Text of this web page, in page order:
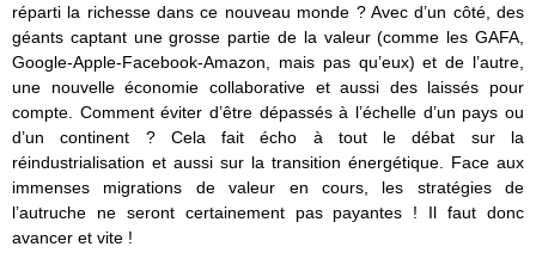
réparti la richesse dans ce nouveau monde ? Avec d’un côté, des
géants captant une grosse partie de la valeur (comme les GAFA,
Google-Apple-Facebook-Amazon, mais pas qu’eux) et de l’autre,
une nouvelle économie collaborative et aussi des laissés pour
compte. Comment éviter d’être dépassés à l’échelle d’un pays ou
d’un continent ? Cela fait écho à tout le débat sur la
réindustrialisation et aussi sur la transition énergétique. Face aux
immenses migrations de valeur en cours, les stratégies de
l’autruche ne seront certainement pas payantes ! Il faut donc
avancer et vite !